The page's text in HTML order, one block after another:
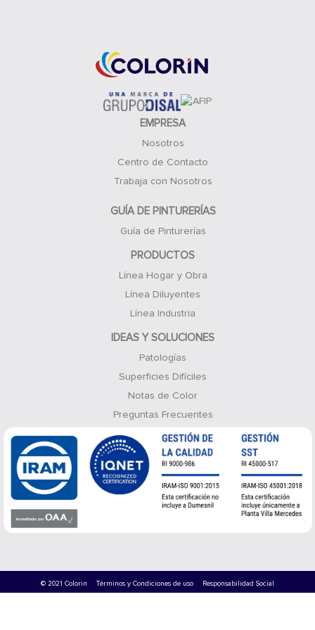
EMPRESA
Nosotros
Centro de Contacto
Trabaja con Nosotros
GUÍA DE PINTURERÍAS
Guía de Pinturerías
PRODUCTOS
Línea Hogar y Obra
Línea Diluyentes
Línea Industria
IDEAS Y SOLUCIONES
Patologías
Superficies Difíciles
Notas de Color
Preguntas Frecuentes
© 2021 Colorin Términos y Condiciones de uso Responsabilidad Social